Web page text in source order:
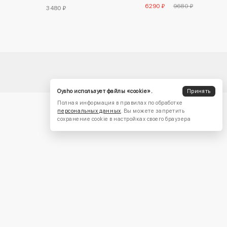
3480 ₽
6290 ₽
9680 ₽
Oysho использует файлы «cookie».
Принять
Полная информация в правилах по обработке
персональных данных. Вы можете запретить
сохранение cookie в настройках своего браузера